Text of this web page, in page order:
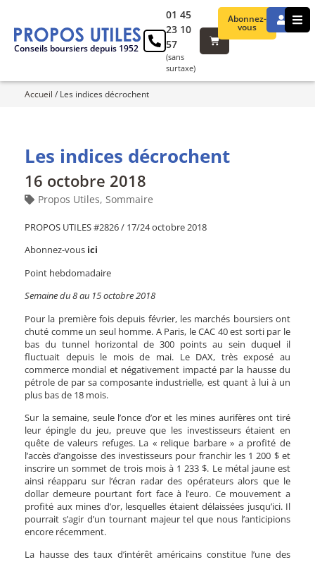
Conseils boursiers depuis 1952
Abonnez-
vous
01 45
23 10
57
(sans
surtaxe)
Accueil / Les indices décrochent
Les indices décrochent
16 octobre 2018
Propos Utiles, Sommaire
PROPOS UTILES #2826 / 17/24 octobre 2018
Abonnez-vous ici
Point hebdomadaire
Semaine du 8 au 15 octobre 2018
Pour la première fois depuis février, les marchés boursiers ont
chuté comme un seul homme. A Paris, le CAC 40 est sorti par le
bas du tunnel horizontal de 300 points au sein duquel il
fluctuait depuis le mois de mai. Le DAX, très exposé au
commerce mondial et négativement impacté par la hausse du
pétrole de par sa composante industrielle, est quant à lui à un
plus bas de 18 mois.
Sur la semaine, seule l’once d’or et les mines aurifères ont tiré
leur épingle du jeu, preuve que les investisseurs étaient en
quête de valeurs refuges. La « relique barbare » a profité de
l’accès d’angoisse des investisseurs pour franchir les 1 200 $ et
inscrire un sommet de trois mois à 1 233 $. Le métal jaune est
ainsi réapparu sur l’écran radar des opérateurs alors que le
dollar demeure pourtant fort face à l’euro. Ce mouvement a
profité aux mines d’or, lesquelles étaient délaissées jusqu’ici. Il
pourrait s’agir d’un tournant majeur tel que nous l’anticipions
encore récemment.
La hausse des taux d’intérêt américains constitue l’une des